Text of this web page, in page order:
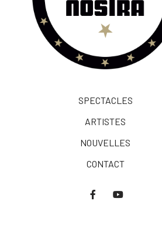
SPECTACLES
ARTISTES
NOUVELLES
CONTACT